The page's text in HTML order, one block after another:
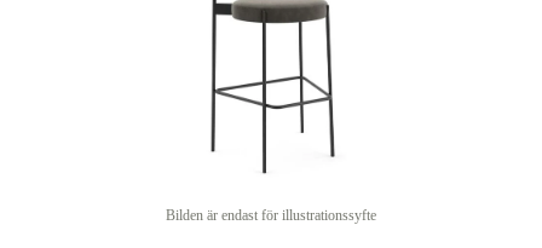
Bilden är endast för illustrationssyfte